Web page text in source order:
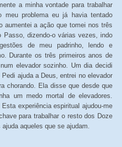
a minha vontade para trabalhar
problema eu já havia tentado
aumentei a ação que tomei nos três
Passo, dizendo-o várias vezes, indo
de meu padrinho, lendo e
Durante os três primeiros anos de
elevador sozinho. Um dia decidi
ajuda a Deus, entrei no elevador
chorando. Ela disse que desde que
um medo mortal de elevadores.
experiência espiritual ajudou-me
para trabalhar o resto dos Doze
aqueles que se ajudam.